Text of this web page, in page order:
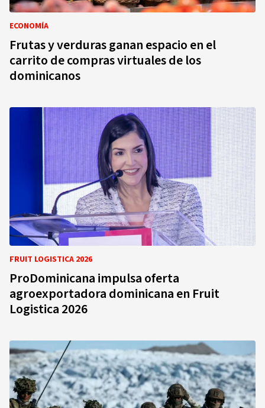
ECONOMÍA
Frutas y verduras ganan espacio en el
carrito de compras virtuales de los
dominicanos
FRUIT LOGISTICA 2026
ProDominicana impulsa oferta
agroexportadora dominicana en Fruit
Logistica 2026